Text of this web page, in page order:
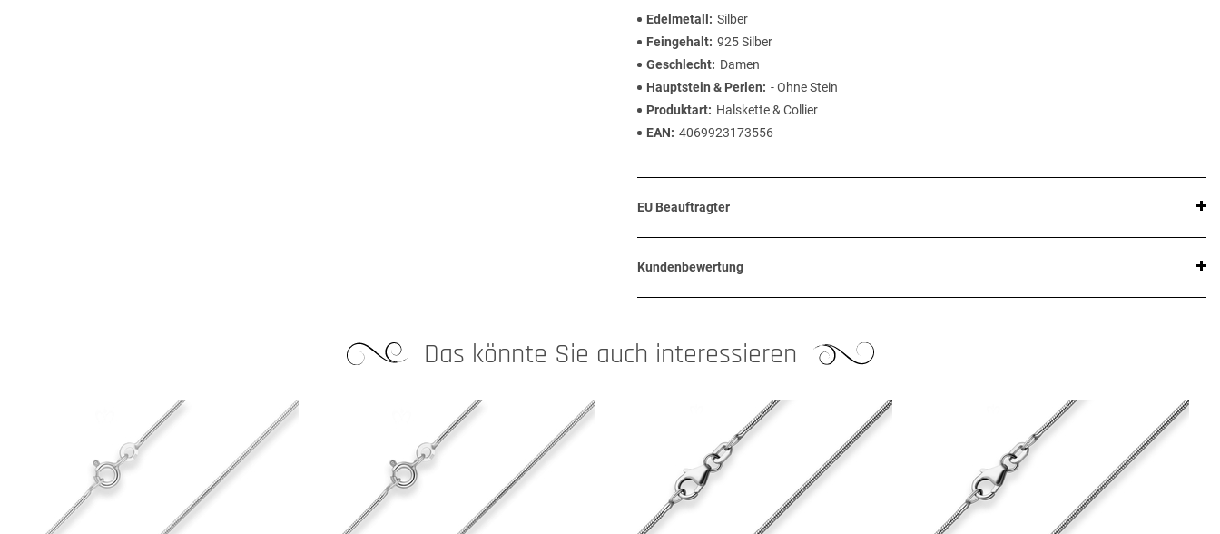
Edelmetall
Silber
Feingehalt 925 Silber
Geschlecht
Damen
Hauptstein & Perlen
- Ohne Stein
Produktart
Halskette & Collier
EAN
4069923173556
EU Beauftragter
Kundenbewertung
Das könnte Sie auch interessieren